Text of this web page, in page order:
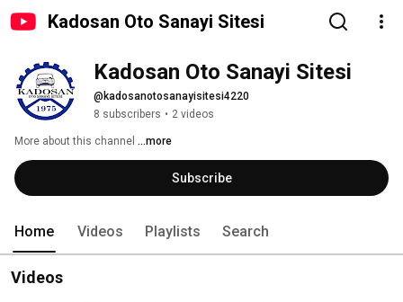
Kadosan Oto Sanayi Sitesi
Kadosan Oto Sanayi Sitesi
@kadosanotosanayisitesi4220
8 subscribers • 2 videos
More about this channel ...more
Subscribe
Home Videos Playlists Search
Videos